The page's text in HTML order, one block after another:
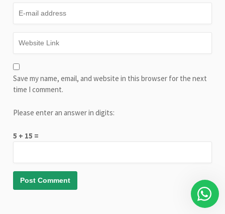
Save my name, email, and website in this browser for the next
time I comment.
Please enter an answer in digits:
5 + 15 =